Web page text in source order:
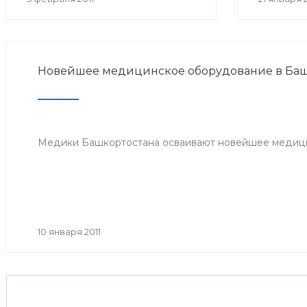
Новейшее медицинское оборудование в
Медики Башкортостана осваивают новейшее
10 января 2011